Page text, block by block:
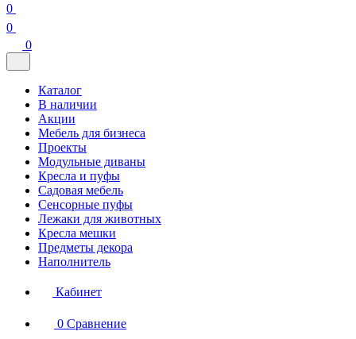
0
0
0
Каталог
В наличии
Акции
Мебель для бизнеса
Проекты
Модульные диваны
Кресла и пуфы
Садовая мебель
Сенсорные пуфы
Лежаки для животных
Кресла мешки
Предметы декора
Наполнитель
Кабинет
0 Сравнение